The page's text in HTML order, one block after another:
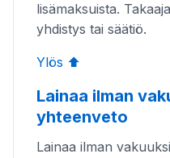
lisämaksuista.
yhdistys tai säätiö.
Ylös ⬆️
Lainaa ilman
yhteenveto
Lainaa ilman